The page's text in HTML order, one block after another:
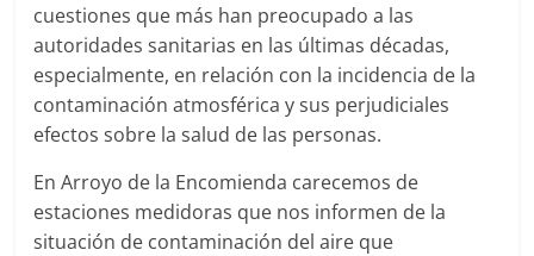
cuestiones que más han preocupado a las
autoridades sanitarias en las últimas décadas,
especialmente, en relación con la incidencia de la
contaminación atmosférica y sus perjudiciales
efectos sobre la salud de las personas.
En Arroyo de la Encomienda carecemos de
estaciones medidoras que nos informen de la
situación de contaminación del aire que